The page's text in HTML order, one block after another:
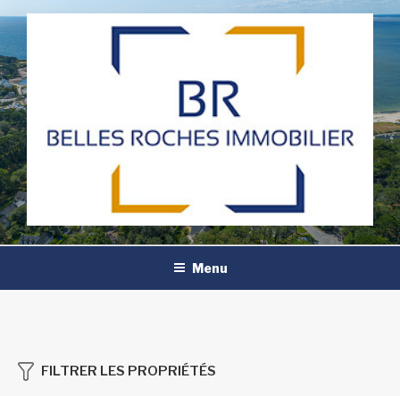
au
contenu
principal
Menu
FILTRER LES PROPRIÉTÉS